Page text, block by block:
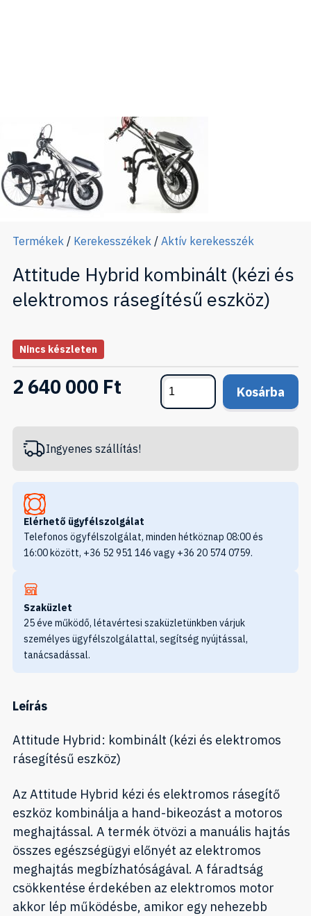
Termékek / Kerekesszékek / Aktív kerekesszék
Attitude Hybrid kombinált (kézi és
elektromos rásegítésű eszköz)
Nincs készleten
2 640 000 Ft Kosárba
Ingyenes szállítás!
Elérhető ügyfélszolgálat
Telefonos ögyfélszolgálat, minden hétköznap 08:00 és
16:00 között, +36 52 951 146 vagy +36 20 574 0759.
Szaküzlet
25 éve működő, létavértesi szaküzletünkben várjuk
személyes ügyfélszolgálattal, segítség nyújtással,
tanácsadással.
Leírás
Attitude Hybrid: kombinált (kézi és elektromos
rásegítésű eszköz)
Az Attitude Hybrid kézi és elektromos rásegítő
eszköz kombinálja a hand-bikeozást a motoros
meghajtással. A termék ötvözi a manuális hajtás
összes egészségügyi előnyét az elektromos
meghajtás megbízhatóságával. A fáradtság
csökkentése érdekében az elektromos motor
akkor lép működésbe, amikor egy nehezebb